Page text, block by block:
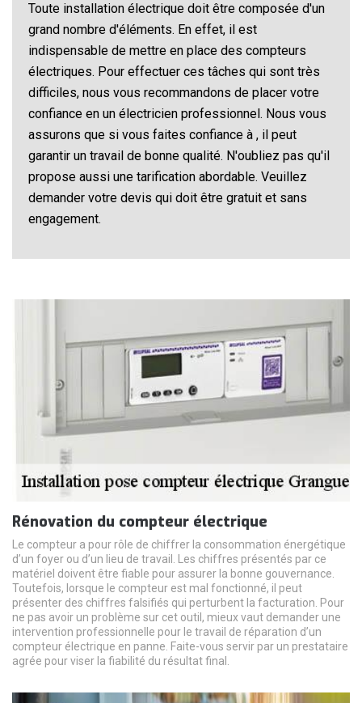
Toute installation électrique doit être composée d'un
grand nombre d'éléments. En effet, il est
indispensable de mettre en place des compteurs
électriques. Pour effectuer ces tâches qui sont très
difficiles, nous vous recommandons de placer votre
confiance en un électricien professionnel. Nous vous
assurons que si vous faites confiance à , il peut
garantir un travail de bonne qualité. N'oubliez pas qu'il
propose aussi une tarification abordable. Veuillez
demander votre devis qui doit être gratuit et sans
engagement.
Rénovation du compteur électrique
Le compteur a pour rôle de chiffrer la consommation énergétique
d’un foyer ou d’un lieu de travail. Les chiffres présentés par ce
matériel doivent être fiable pour assurer la bonne gouvernance.
Toutefois, lorsque le compteur est mal fonctionné, il peut
présenter des chiffres falsifiés qui perturbent la facturation. Pour
ne pas avoir un problème sur cet outil, mieux vaut demander une
intervention professionnelle pour le travail de réparation d’un
compteur électrique en panne. Faite-vous servir par un prestataire
agrée pour viser la fiabilité du résultat final.